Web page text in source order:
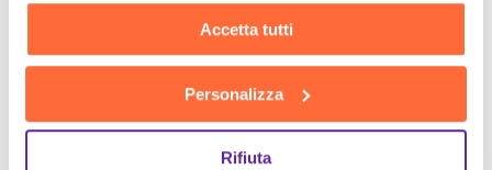
Accetta tutti
Personalizza
Rifiuta